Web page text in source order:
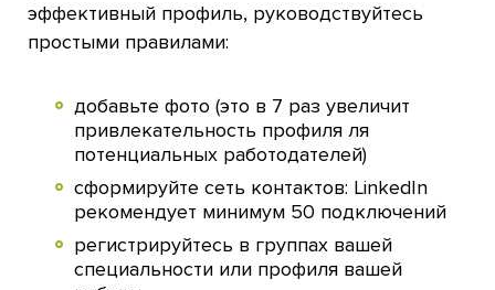
эффективный профиль, руководствуйтесь
простыми правилами:
добавьте фото (это в 7 раз увеличит
привлекательность профиля ля
потенциальных работодателей)
сформируйте сеть контактов: LinkedIn
рекомендует минимум 50 подключений
регистрируйтесь в группах вашей
специальности или профиля вашей